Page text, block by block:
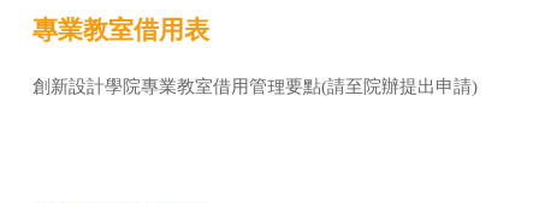
專業教室借用表
創新設計學院專業教室借用管理要點(請至院辦提出申請)